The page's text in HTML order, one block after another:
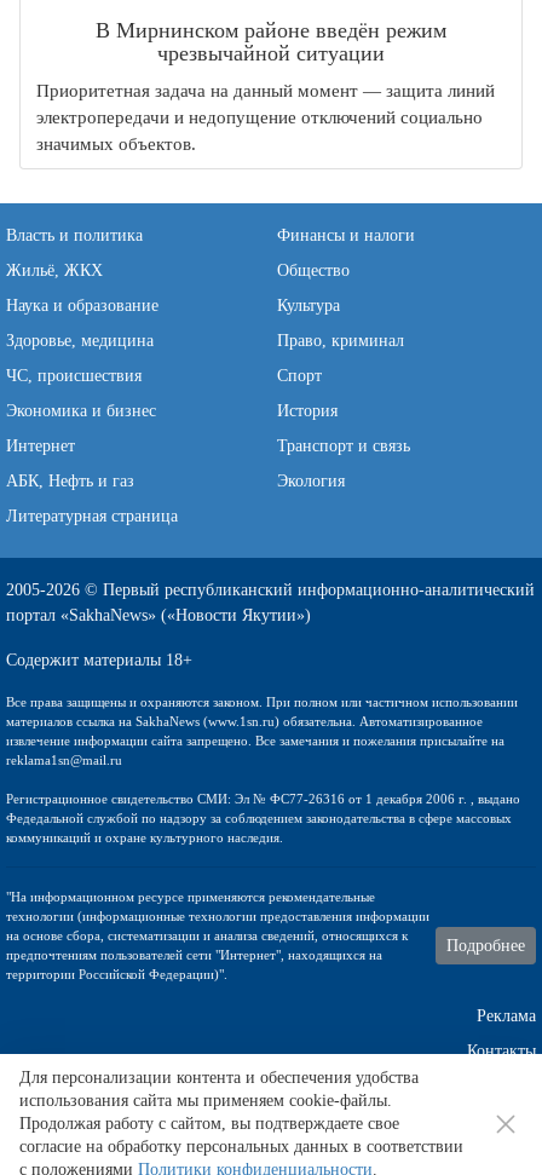
В Мирнинском районе введён режим
чрезвычайной ситуации
Приоритетная задача на данный момент — защита линий
электропередачи и недопущение отключений социально
значимых объектов.
Власть и политика
Финансы и налоги
Жильё, ЖКХ
Общество
Наука и образование
Культура
Здоровье, медицина
Право, криминал
ЧС, происшествия
Спорт
Экономика и бизнес
История
Интернет
Транспорт и связь
АБК, Нефть и газ
Экология
Литературная страница
2005-2026 © Первый республиканский информационно-аналитический
портал «SakhaNews» («Новости Якутии»)
Содержит материалы 18+
Все права защищены и охраняются законом. При полном или частичном использовании
материалов ссылка на SakhaNews (www.1sn.ru) обязательна. Автоматизированное
извлечение информации сайта запрещено. Все замечания и пожелания присылайте на
reklama1sn@mail.ru
Регистрационное свидетельство СМИ: Эл № ФС77-26316 от 1 декабря 2006 г. , выдано
Федедальной службой по надзору за соблюдением законодательства в сфере массовых
коммуникаций и охране культурного наследия.
"На информационном ресурсе применяются рекомендательные
технологии (информационные технологии предоставления информации
на основе сбора, систематизации и анализа сведений, относящихся к
предпочтениям пользователей сети "Интернет", находящихся на
территории Российской Федерации)".
Подробнее
Реклама
Контакты
Техническа поддержка
Для персонализации контента и обеспечения удобства
использования сайта мы применяем cookie-файлы.
Продолжая работу с сайтом, вы подтверждаете свое
согласие на обработку персональных данных в соответствии
с положениями Политики конфиденциальности.